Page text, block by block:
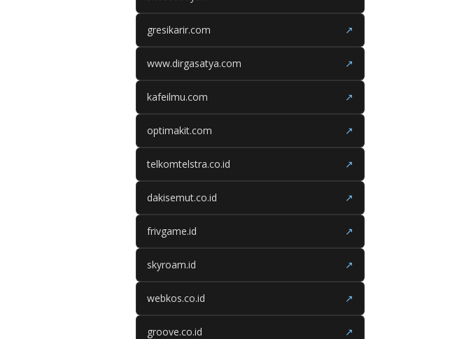
gresikarir.com ↗
www.dirgasatya.com ↗
kafeilmu.com ↗
optimakit.com ↗
telkomtelstra.co.id ↗
dakisemut.co.id ↗
frivgame.id ↗
skyroam.id ↗
webkos.co.id ↗
groove.co.id ↗